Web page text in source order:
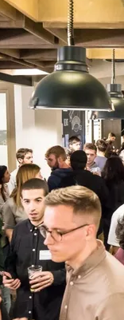
6F SKYLOBBY
中央区天神1丁目11
810-0001
にお越しください|
or B2 to the 6th floor
み込み、Thursday
ットのプリントア
and enjoy Thursday